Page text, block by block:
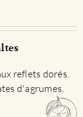
reflets dorés.
d'agrumes.